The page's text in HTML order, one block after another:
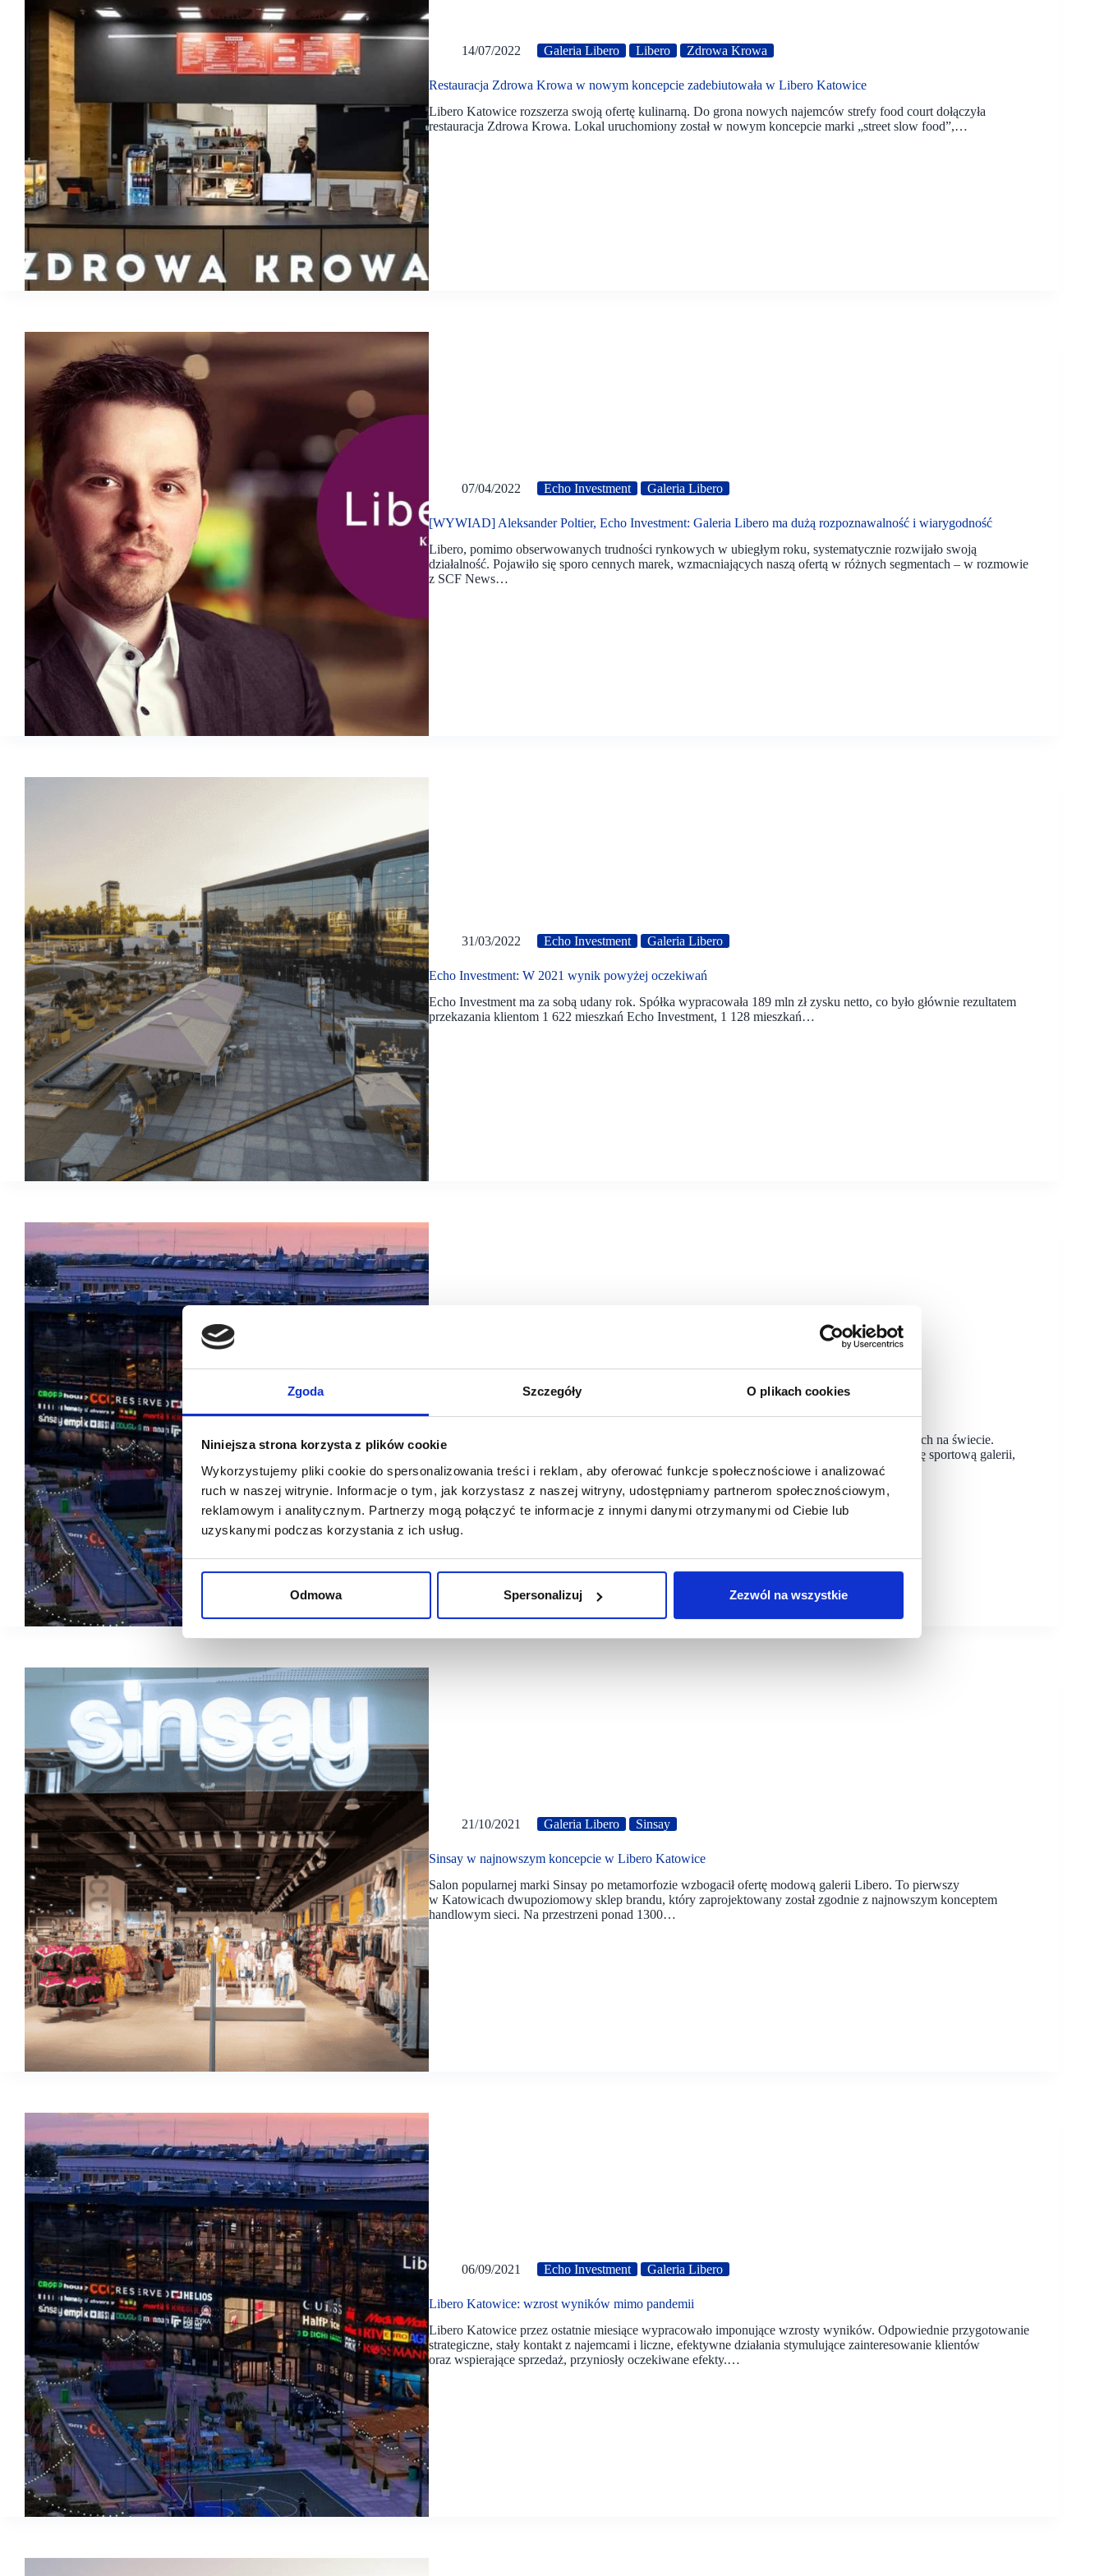
Zgoda Szczegóły O plikach cookies
Niniejsza strona korzysta z plików cookie
Wykorzystujemy pliki cookie do spersonalizowania treści i reklam, aby oferować funkcje społecznościowe i analizować
ruch w naszej witrynie. Informacje o tym, jak korzystasz z naszej witryny, udostępniamy partnerom społecznościowym,
reklamowym i analitycznym. Partnerzy mogą połączyć te informacje z innymi danymi otrzymanymi od Ciebie lub
uzyskanymi podczas korzystania z ich usług.
Odmowa Spersonalizuj Zezwól na wszystkie
14/07/2022 Galeria Libero Libero Zdrowa Krowa
Restauracja Zdrowa Krowa w nowym koncepcie zadebiutowała w Libero Katowice
Libero Katowice rozszerza swoją ofertę kulinarną. Do grona nowych najemców strefy food court dołączyła
restauracja Zdrowa Krowa. Lokal uruchomiony został w nowym koncepcie marki „street slow food”,…
07/04/2022 Echo Investment Galeria Libero
[WYWIAD] Aleksander Poltier, Echo Investment: Galeria Libero ma dużą rozpoznawalność i wiarygodność
Libero, pomimo obserwowanych trudności rynkowych w ubiegłym roku, systematycznie rozwijało swoją
działalność. Pojawiło się sporo cennych marek, wzmacniających naszą ofertą w różnych segmentach – w rozmowie
z SCF News…
31/03/2022 Echo Investment Galeria Libero
Echo Investment: W 2021 wynik powyżej oczekiwań
Echo Investment ma za sobą udany rok. Spółka wypracowała 189 mln zł zysku netto, co było głównie rezultatem
przekazania klientom 1 622 mieszkań Echo Investment, 1 128 mieszkań…
Sportowy gigant w Libero Katowice – nowy salon Puma
Do grona najemców Libero Katowice już wkrótce dołączy jedna z wiodących marek sportowych na świecie.
Z końcem października uruchomiony zostanie salon sieci Puma, który nie tylko wzbogaci ofertę sportową galerii,
ale i umocni segment…
21/10/2021 Galeria Libero Sinsay
Sinsay w najnowszym koncepcie w Libero Katowice
Salon popularnej marki Sinsay po metamorfozie wzbogacił ofertę modową galerii Libero. To pierwszy
w Katowicach dwupoziomowy sklep brandu, który zaprojektowany został zgodnie z najnowszym konceptem
handlowym sieci. Na przestrzeni ponad 1300…
06/09/2021 Echo Investment Galeria Libero
Libero Katowice: wzrost wyników mimo pandemii
Libero Katowice przez ostatnie miesiące wypracowało imponujące wzrosty wyników. Odpowiednie przygotowanie
strategiczne, stały kontakt z najemcami i liczne, efektywne działania stymulujące zainteresowanie klientów
oraz wspierające sprzedaż, przyniosły oczekiwane efekty.…